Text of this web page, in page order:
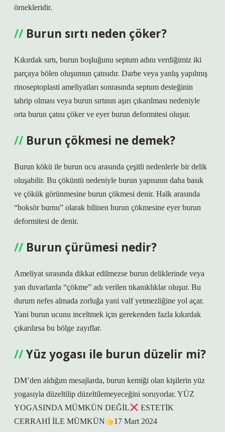
örnekleridir.
Burun sırtı neden çöker?
Kıkırdak sırtı, burun boşluğunu septum adını verdiğimiz iki
parçaya bölen oluşumun çatısıdır. Darbe veya yanlış yapılmış
rinoseptoplasti ameliyatları sonrasında septum desteğinin
tahrip olması veya burun sırtının aşırı çıkarılması nedeniyle
orta burun çatısı çöker ve eyer burun deformitesi oluşur.
Burun çökmesi ne demek?
Burun kökü ile burun ucu arasında çeşitli nedenlerle bir delik
oluşabilir. Bu çöküntü nedeniyle burun yapısının daha basık
ve çökük görünmesine burun çökmesi denir. Halk arasında
“boksör burnu” olarak bilinen burun çökmesine eyer burun
deformitesi de denir.
Burun çürümesi nedir?
Ameliyat sırasında dikkat edilmezse burun deliklerinde veya
yan duvarlarda “çökme” adı verilen tıkanıklıklar oluşur. Bu
durum nefes almada zorluğa yani valf yetmezliğine yol açar.
Yani burun ucunu inceltmek için gerekenden fazla kıkırdak
çıkarılırsa bu bölge zayıflar.
Yüz yogası ile burun düzelir mi?
DM’den aldığım mesajlarda, burun kemiği olan kişilerin yüz
yogasıyla düzeltilip düzeltilemeyeceğini soruyorlar. YÜZ
YOGASINDA MÜMKÜN DEĞİL
ESTETİK
CERRAHİ İLE MÜMKÜN
17 Mart 2024